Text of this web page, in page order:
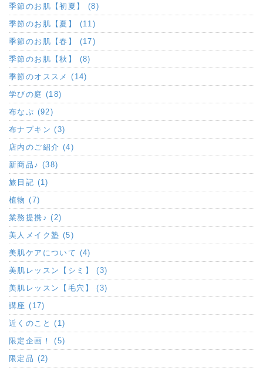
季節のお肌【初夏】 (8)
季節のお肌【夏】 (11)
季節のお肌【春】 (17)
季節のお肌【秋】 (8)
季節のオススメ (14)
学びの庭 (18)
布なぷ (92)
布ナプキン (3)
店内のご紹介 (4)
新商品♪ (38)
旅日記 (1)
植物 (7)
業務提携♪ (2)
美人メイク塾 (5)
美肌ケアについて (4)
美肌レッスン【シミ】 (3)
美肌レッスン【毛穴】 (3)
講座 (17)
近くのこと (1)
限定企画！ (5)
限定品 (2)